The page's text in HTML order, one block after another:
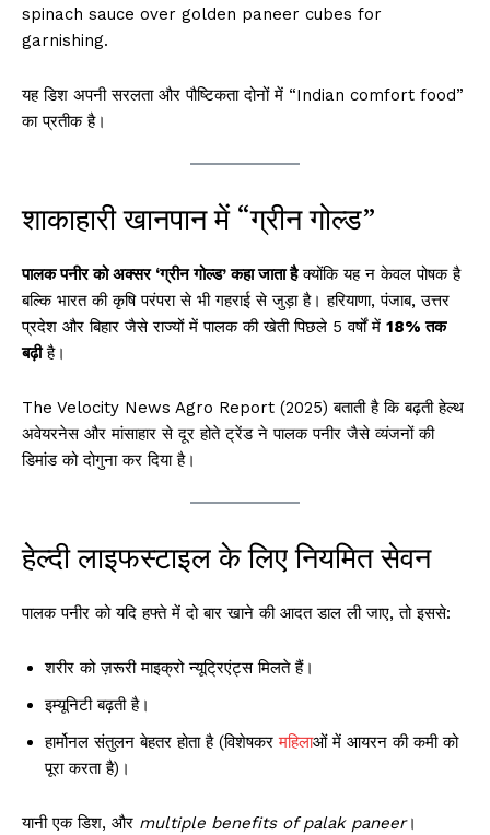
spinach sauce over golden paneer cubes for
garnishing.
यह डिश अपनी सरलता और पौष्टिकता दोनों में “Indian comfort food”
का प्रतीक है।
शाकाहारी खानपान में “ग्रीन गोल्ड”
पालक पनीर को अक्सर ‘ग्रीन गोल्ड’ कहा जाता हैक्योंकि यह न केवल पोषक है
बल्कि भारत की कृषि परंपरा से भी गहराई से जुड़ा है। हरियाणा, पंजाब, उत्तर
प्रदेश और बिहार जैसे राज्यों में पालक की खेती पिछले 5 वर्षों में 18% तक
बढ़ीहै।
The Velocity News Agro Report (2025) बताती है कि बढ़ती हेल्थ
अवेयरनेस और मांसाहार से दूर होते ट्रेंड ने पालक पनीर जैसे व्यंजनों की
डिमांड को दोगुना कर दिया है।
हेल्दी लाइफस्टाइल के लिए नियमित सेवन
पालक पनीर को यदि हफ्ते में दो बार खाने की आदत डाल ली जाए, तो इससे:
शरीर को ज़रूरी माइक्रो न्यूट्रिएंट्स मिलते हैं।
इम्यूनिटी बढ़ती है।
हार्मोनल संतुलन बेहतर होता है (विशेषकरमहिलाओं में आयरन की कमी को
पूरा करता है)।
यानी एक डिश, और multiple benefits of palak paneer।